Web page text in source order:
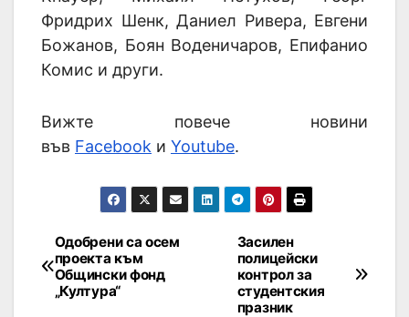
Фридрих Шенк, Даниел Ривера, Евгени
Божанов, Боян Воденичаров, Епифанио
Комис и други.
Вижте повече новини
във Facebook и Youtube.
Засилен
полицейски
контрол за
студентския
празник
Одобрени са осем
проекта към
Общински фонд
„Култура“